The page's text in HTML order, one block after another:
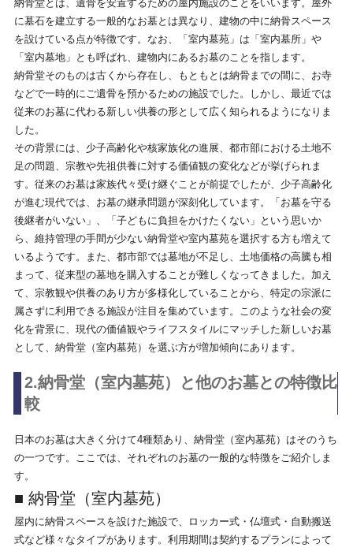
納骨堂とは、遺骨を安置するための屋内施設のことをいいます。屋外
に墓石を建立する一般的なお墓とは異なり、建物の中に納骨スペース
を設けている点が特徴です。なお、「室内墓苑」は「室内墓所」や
「室内墓地」とも呼ばれ、建物内にあるお墓のことを指します。
納骨堂そのものは古くから存在し、もともとは納骨までの間に、お寺
などで一時的にご遺骨を預かるための施設でした。しかし、最近では
従来のお墓に代わる新しい供養の形として広く知られるようになりま
した。
その背景には、少子高齢化や核家族化の進展、都市部における土地不
足の問題、宗教や先祖供養に対する価値観の変化などが挙げられま
す。従来のお墓は家族代々受け継ぐことが前提でしたが、少子高齢化
が進む現代では、お墓の継承問題が深刻化しています。「お墓を守る
後継者がいない」、「子どもに負担をかけたくない」という思いか
ら、維持管理の手間が少ない納骨堂や室内墓苑を選択する方も増えて
いるようです。また、都市部では墓地が不足し、土地価格の高騰も相
まって、従来型の墓地を購入することが難しくなってきました。加え
て、宗教観や供養のあり方が多様化していることから、特定の宗派に
属さずに利用できる施設が注目を集めています。このような社会の変
化を背景に、現代の価値観やライフスタイルにマッチした新しいお墓
として、納骨堂（室内墓苑）を選ぶ方が増加傾向にあります。
2.納骨堂（室内墓苑）と他のお墓との特徴比
較
日本のお墓は大きく分けて4種類あり、納骨堂（室内墓苑）はそのうち
の一つです。ここでは、それぞれのお墓の一般的な特徴をご紹介しま
す。
■ 納骨堂（室内墓苑）
屋内に納骨スペースを設けた施設で、ロッカー式・仏壇式・自動搬送
式など様々なタイプがあります。利用期間は契約するプランによって